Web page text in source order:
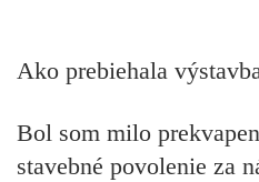
Ako prebiehala
Bol som milo
stavebné povolenie za